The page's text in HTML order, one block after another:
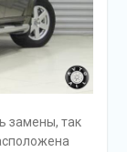
замены, так